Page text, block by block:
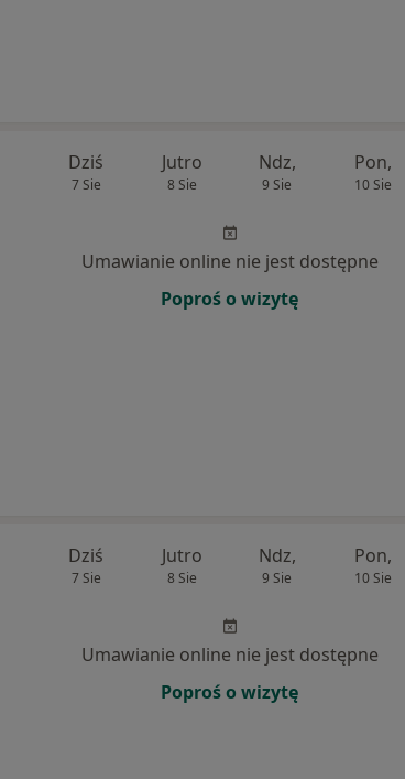
Dziś
7 Sie
Jutro
8 Sie
Ndz,
9 Sie
Pon,
10 Sie
Umawianie online nie jest dostępne
Poproś o wizytę
Dziś
7 Sie
Jutro
8 Sie
Ndz,
9 Sie
Pon,
10 Sie
Umawianie online nie jest dostępne
Poproś o wizytę